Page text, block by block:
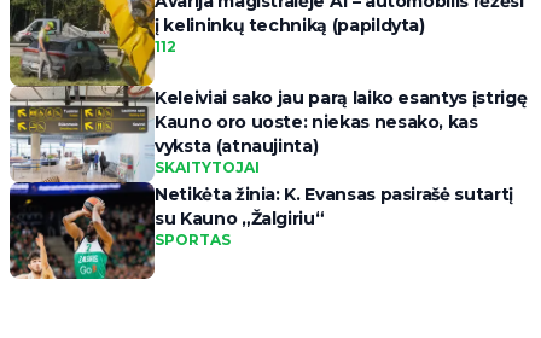
į kelininkų techniką (papildyta)
112
Keleiviai sako jau parą laiko esantys įstrigę
Kauno oro uoste: niekas nesako, kas
vyksta (atnaujinta)
SKAITYTOJAI
Netikėta žinia: K. Evansas pasirašė sutartį
su Kauno „Žalgiriu“
SPORTAS